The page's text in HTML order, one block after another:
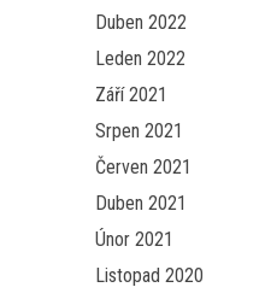
Duben 2022
Leden 2022
Září 2021
Srpen 2021
Červen 2021
Duben 2021
Únor 2021
Listopad 2020